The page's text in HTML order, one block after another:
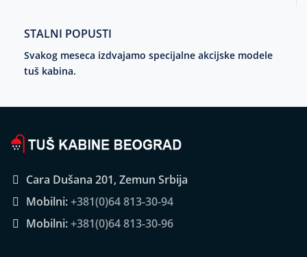
STALNI POPUSTI
Svakog meseca izdvajamo specijalne akcijske modele
tuš kabina.
Cara Dušana 201, Zemun Srbija
Mobilni:+381(0)64 813-30-94
Mobilni:+381(0)64 813-30-96